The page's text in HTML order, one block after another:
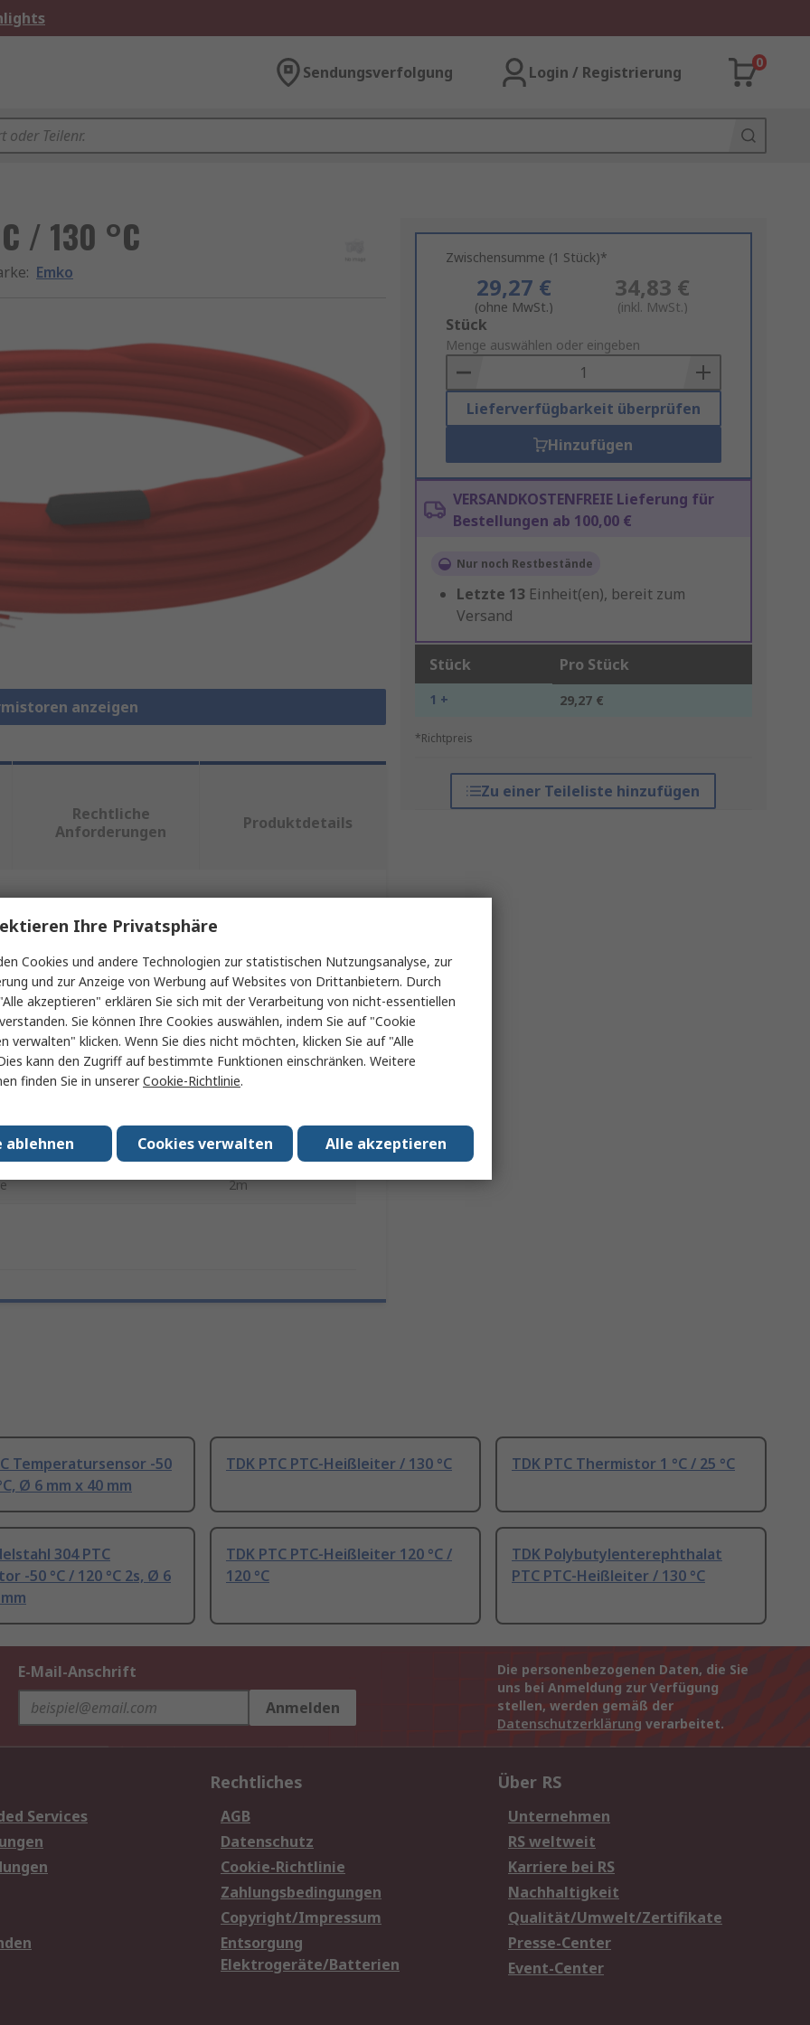
Sendungsverfolgung Login / Registrierung
0
/ 130 °C
: Emko
anzeigen
Zwischensumme (1 Stück)*
29,27 €
(ohne MwSt.)
34,83 €
(inkl. MwSt.)
Add
to
Basket
Stück
Menge auswählen oder eingeben
Lieferverfügbarkeit überprüfen
Hinzufügen
VERSANDKOSTENFREIE Lieferung für
Bestellungen ab 100,00 €
Nur noch Restbestände
Letzte 13 Einheit(en), bereit zum
Versand
Stück Pro Stück
1 + 29,27 €
*Richtpreis
Zu einer Teileliste hinzufügen
Rechtliche
Anforderungen
Produktdetails
oder mehrere Eigenschaften auswählen.
Wert
Emko
Typ PTC
Thermistor
Temperatur max. 130°C
2m
Temperatursensor -50
Ø 6 mm x 40 mm
TDK PTC PTC-Heißleiter / 130 °C TDK PTC Thermistor 1 °C / 25 °C
304 PTC
-50 °C / 120 °C 2s, Ø 6
TDK PTC PTC-Heißleiter 120 °C /
120 °C
TDK Polybutylenterephthalat
PTC PTC-Heißleiter / 130 °C
E-Mail-Anschrift
Anmelden
Die personenbezogenen Daten, die Sie
uns bei Anmeldung zur Verfügung
stellen, werden gemäß der
Datenschutzerklärung verarbeitet.
Services
Rechtliches
AGB
Datenschutz
Cookie-Richtlinie
Zahlungsbedingungen
Copyright/Impressum
Entsorgung
Elektrogeräte/Batterien
Über RS
Unternehmen
RS weltweit
Karriere bei RS
Nachhaltigkeit
Qualität/Umwelt/Zertifikate
Presse-Center
Event-Center
Ihre Privatsphäre
Cookies und andere Technologien zur statistischen Nutzungsanalyse, zur
und zur Anzeige von Werbung auf Websites von Drittanbietern. Durch
akzeptieren" erklären Sie sich mit der Verarbeitung von nicht-essentiellen
Sie können Ihre Cookies auswählen, indem Sie auf "Cookie
verwalten" klicken. Wenn Sie dies nicht möchten, klicken Sie auf "Alle
kann den Zugriff auf bestimmte Funktionen einschränken. Weitere
finden Sie in unsererCookie-Richtlinie.
Alle akzeptieren
Cookies verwalten
ablehnen